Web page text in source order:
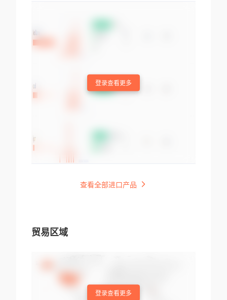
登录查看更多
查看全部进口产品
贸易区域
登录查看更多